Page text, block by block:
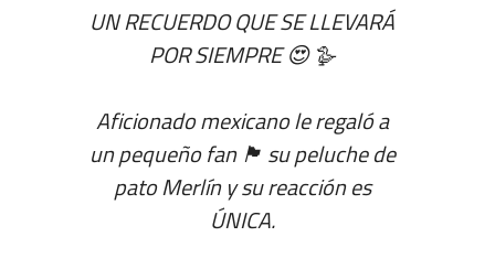
UN RECUERDO QUE SE LLEVARÁ
POR SIEMPRE 😍 🪿
Aficionado mexicano le regaló a
un pequeño fan 🏴󠁧󠁢󠁥󠁮󠁧󠁿 su peluche de
pato Merlín y su reacción es
ÚNICA.